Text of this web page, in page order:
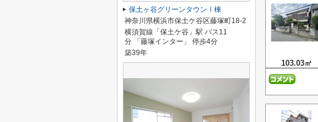
103.03㎡
保土ヶ谷グリーンタウンⅠ棟
神奈川県横浜市保土ケ谷区藤塚町18-2
横須賀線「保土ケ谷」駅 バス11
分 「藤塚インター」 停歩4分
築39年